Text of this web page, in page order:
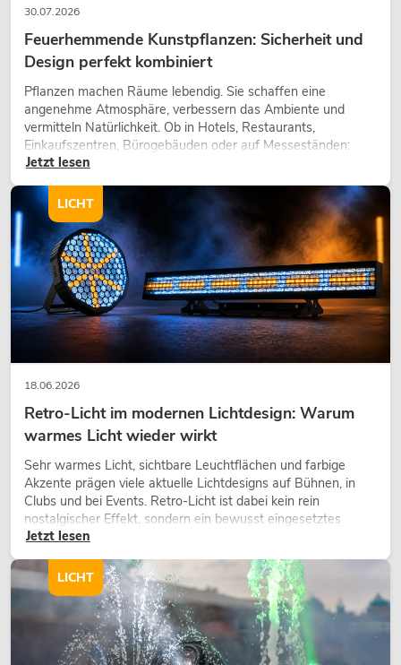
OMNITRONIC XDA-1002 Class-D-
Verstärker
No. 10451635
Bestand reicht ca. 12 Wo.
345,00€
OMNITRONIC XDA-2402 Class-D-
Verstärker
No. 10451636
Bestand reicht ca. 12 Wo.
30.07.2026
Feuerhemmende Kunstpflanzen: Sicherheit und
Design perfekt kombiniert
Pflanzen machen Räume lebendig. Sie schaffen eine
angenehme Atmosphäre, verbessern das Ambiente und
vermitteln Natürlichkeit. Ob in Hotels, Restaurants,
Einkaufszentren, Bürogebäuden oder auf Messeständen:
eine hochwertige Begrünung gehört heute längst zum
Jetzt lesen
18.06.2026
Retro-Licht im modernen Lichtdesign: Warum
warmes Licht wieder wirkt
Sehr warmes Licht, sichtbare Leuchtflächen und farbige
Akzente prägen viele aktuelle Lichtdesigns auf Bühnen, in
Clubs und bei Events. Retro-Licht ist dabei kein rein
nostalgischer Effekt, sondern ein bewusst eingesetztes
Gestaltungsmittel: Es schafft Atmosphäre, gibt Szenen
wirken lassen.
Jetzt lesen
LICHT
LICHT